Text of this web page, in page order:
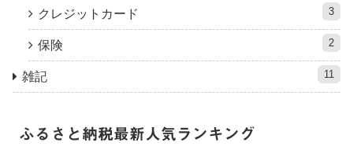
クレジットカード 3
保険 2
雑記 11
ふるさと納税最新人気ランキング